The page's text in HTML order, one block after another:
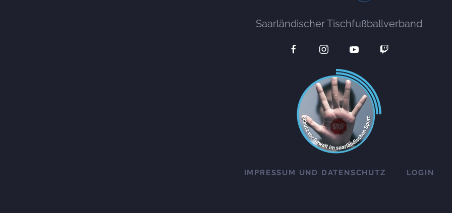
Saarländischer Tischfußballverband
IMPRESSUM UND DATENSCHUTZ LOGIN